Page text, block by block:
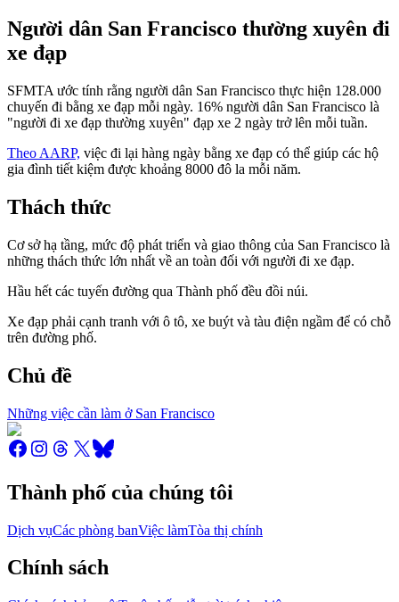
Người dân San Francisco thường xuyên đi
xe đạp
SFMTA ước tính rằng người dân San Francisco thực hiện 128.000
chuyến đi bằng xe đạp mỗi ngày. 16% người dân San Francisco là
"người đi xe đạp thường xuyên" đạp xe 2 ngày trở lên mỗi tuần.
Theo AARP, việc đi lại hàng ngày bằng xe đạp có thể giúp các hộ
gia đình tiết kiệm được khoảng 8000 đô la mỗi năm.
Thách thức
Cơ sở hạ tầng, mức độ phát triển và giao thông của San Francisco là
những thách thức lớn nhất về an toàn đối với người đi xe đạp.
Hầu hết các tuyến đường qua Thành phố đều đồi núi.
Xe đạp phải cạnh tranh với ô tô, xe buýt và tàu điện ngầm để có chỗ
trên đường phố.
Chủ đề
Những việc cần làm ở San Francisco
Thành phố của chúng tôi
Dịch vụCác phòng banViệc làmTòa thị chính
Chính sách